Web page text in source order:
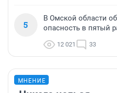
5
В Омской области
опасность в пятый
12 021 33
МНЕНИЕ